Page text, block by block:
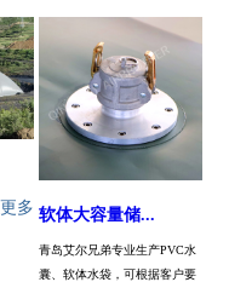
更多 软体大容量储...
青岛艾尔兄弟专业生产PVC水
囊、软体水袋，可根据客户要